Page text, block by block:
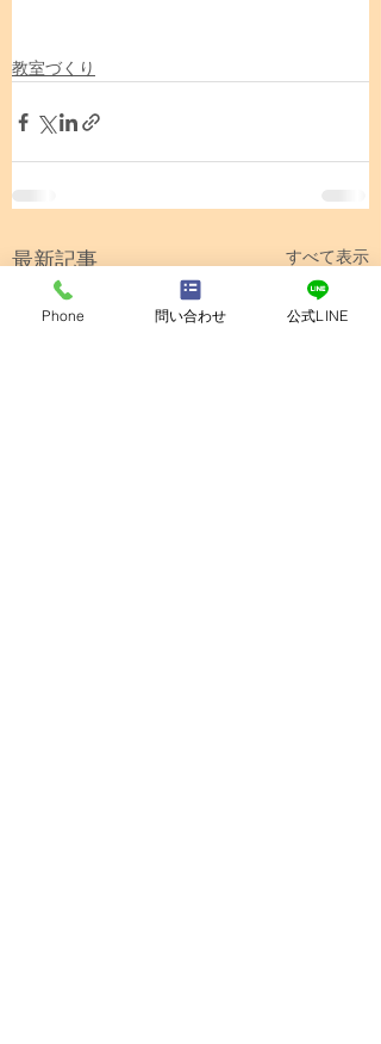
教室づくり
最新記事 すべて表示
Phone 問い合わせ 公式LINE